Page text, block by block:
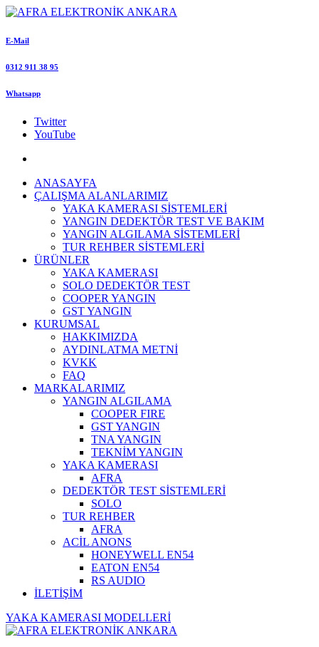
E-Mail
0312 911 38 95
Whatsapp
Twitter
YouTube
ANASAYFA
ÇALIŞMA ALANLARIMIZ
YAKA KAMERASI SİSTEMLERİ
YANGIN DEDEKTÖR TEST VE BAKIM
YANGIN ALGILAMA SİSTEMLERİ
TUR REHBER SİSTEMLERİ
ÜRÜNLER
YAKA KAMERASI
SOLO DEDEKTÖR TEST
COOPER YANGIN
GST YANGIN
KURUMSAL
HAKKIMIZDA
AYDINLATMA METNİ
KVKK
FAQ
MARKALARIMIZ
YANGIN ALGILAMA
COOPER FIRE
GST YANGIN
TNA YANGIN
TEKNİM YANGIN
YAKA KAMERASI
AFRA
DEDEKTÖR TEST SİSTEMLERİ
SOLO
TUR REHBER
AFRA
ACİL ANONS
HONEYWELL EN54
EATON EN54
RS AUDIO
İLETİŞİM
YAKA KAMERASI MODELLERİ